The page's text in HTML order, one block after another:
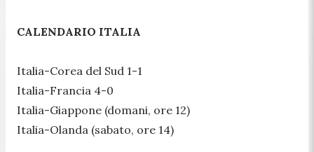
CALENDARIO ITALIA
Italia-Corea del Sud 1-1
Italia-Francia 4-0
Italia-Giappone (domani, ore 12)
Italia-Olanda (sabato, ore 14)